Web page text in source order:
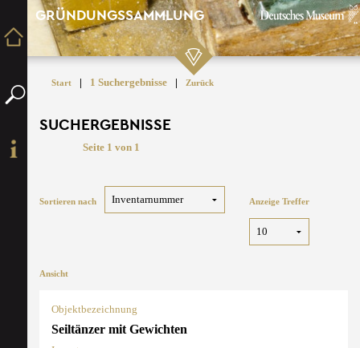
GRÜNDUNGSSAMMLUNG
Start | 1 Suchergebnisse | Zurück
SUCHERGEBNISSE
Seite 1 von 1
Sortieren nach Anzeige Treffer
Ansicht
Objektbezeichnung
Seiltänzer mit Gewichten